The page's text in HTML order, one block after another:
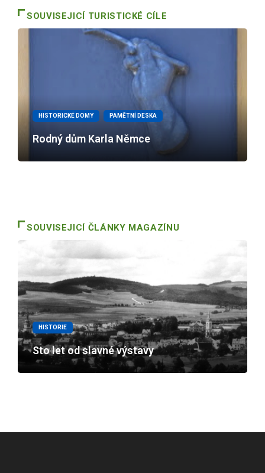
SOUVISEJICÍ TURISTICKÉ CÍLE
HISTORICKÉ DOMY PAMĚTNÍ DESKA
Rodný dům Karla Němce
SOUVISEJICÍ ČLÁNKY MAGAZÍNU
HISTORIE
Sto let od slavné výstavy